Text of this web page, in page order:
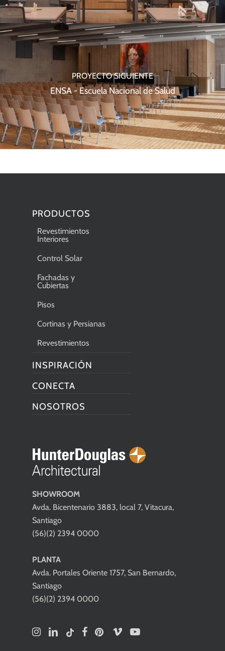
PROYECTO SIGUIENTE
ENSA - Escuela Nacional de Salud
SHOWROOM
Avda. Bicentenario 3883, local 7, Vitacura,
Santiago
(56)(2) 2394 0000
PLANTA
Avda. Portales Oriente 1757, San Bernardo,
Santiago
(56)(2) 2394 0000
PRODUCTOS
Revestimientos
Interiores
Control Solar
Fachadas y
Cubiertas
Pisos
Cortinas y Persianas
Revestimientos
INSPIRACIÓN
CONECTA
NOSOTROS